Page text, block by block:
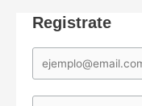
Registrate